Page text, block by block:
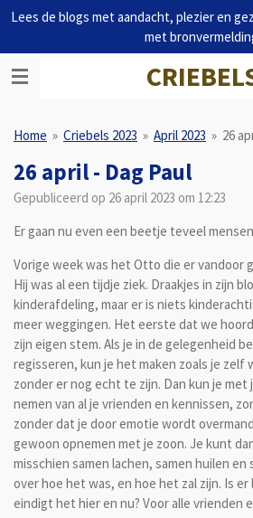
Ga
naar
de
Lees de blogs met aandacht, plezier en
met
Home » Criebels 2023 » April 2023 » 26
26 april - Dag Paul
Gepubliceerd op 26 april 2023 om 12:23
Er gaan nu even een beetje teveel
Vorige week was het Otto die er vandoor
Hij was al een tijdje ziek. Draakjes in zijn
kinderafdeling, maar er is niets
meer weggingen. Het eerste dat we
zijn eigen stem. Als je in de gelegenheid
regisseren, kun je het maken zoals je zelf
zonder er nog echt te zijn. Dan kun je
nemen van al je vrienden en kennissen,
zonder dat je door emotie wordt
gewoon opnemen met je zoon. Je kunt
misschien samen lachen, samen huilen
over hoe het was, en hoe het zal zijn. Is
eindigt het hier en nu? Voor alle vrienden